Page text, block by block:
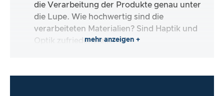
die Verarbeitung der Produkte genau unter
die Lupe. Wie hochwertig sind die
verarbeiteten Materialien? Sind Haptik und
Optik zufriedenstellend?
mehr anzeigen +